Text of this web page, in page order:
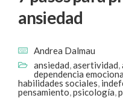
ansiedad
Andrea Dalmau
ansiedad,asertividad,
dependencia
habilidades sociales,
pensamiento,psicología,